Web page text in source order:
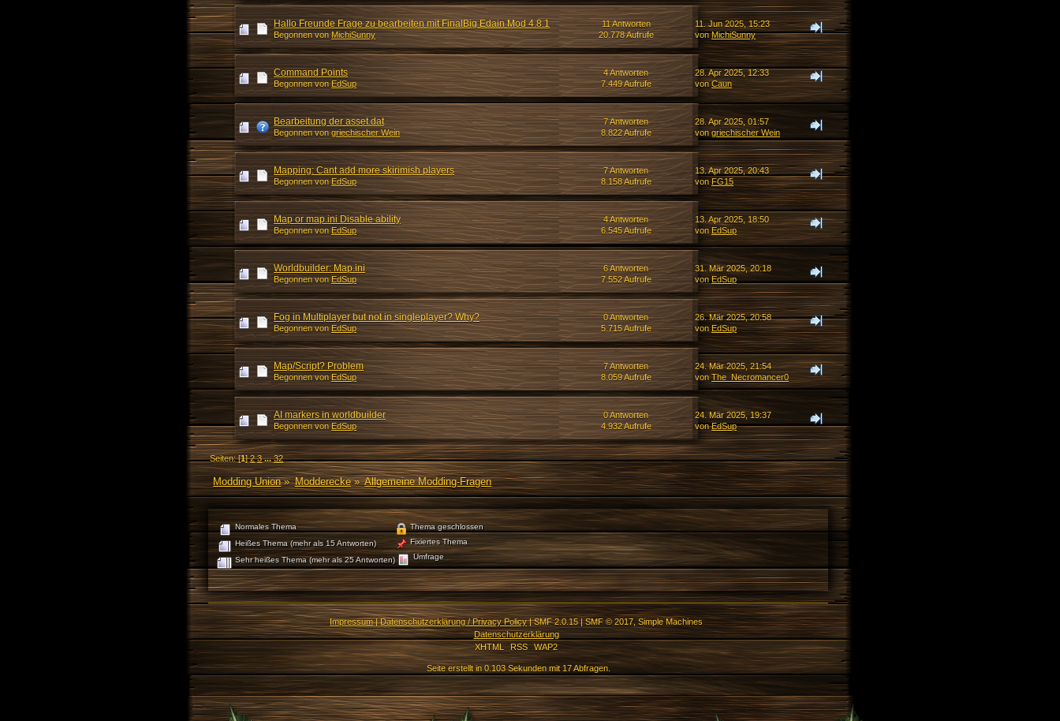
Hallo Freunde Frage zu bearbeiten mit FinalBig Edain Mod 4.8.1
Begonnen von MichiSunny
11 Antworten
20.778 Aufrufe
11. Jun 2025, 15:23
vonMichiSunny
Command Points
Begonnen von EdSup
4 Antworten
7.449 Aufrufe
28. Apr 2025, 12:33
vonCaun
Bearbeitung der asset.dat
Begonnen von griechischer Wein
7 Antworten
8.822 Aufrufe
28. Apr 2025, 01:57
vongriechischer Wein
Mapping: Cant add more skirimish players
Begonnen von EdSup
7 Antworten
8.158 Aufrufe
13. Apr 2025, 20:43
vonFG15
Map or map.ini Disable ability
Begonnen von EdSup
4 Antworten
6.545 Aufrufe
13. Apr 2025, 18:50
von EdSup
Worldbuilder: Map.ini
Begonnen von EdSup
6 Antworten
7.552 Aufrufe
31. Mär 2025, 20:18
vonEdSup
Fog in Multiplayer but not in singleplayer? Why?
Begonnen von EdSup
0 Antworten
5.715 Aufrufe
26. Mär 2025, 20:58
vonEdSup
Map/Script? Problem
Begonnen von EdSup
7 Antworten
8.059 Aufrufe
24. Mär 2025, 21:54
vonThe_Necromancer0
AI markers in worldbuilder
Begonnen von EdSup
0 Antworten
4.932 Aufrufe
24. Mär 2025, 19:37
vonEdSup
Seiten: [1]2 3 ...32
Modding Union» Modderecke» Allgemeine Modding-Fragen
Normales Thema
Heißes Thema (mehr als 15 Antworten)
Sehr heißes Thema (mehr als 25 Antworten)
Thema geschlossen
Fixiertes Thema
Umfrage
Impressum|Datenschutzerklärung / Privacy Policy|SMF 2.0.15|SMF © 2017,Simple Machines
Datenschutzerklärung
XHTML
RSS WAP2
Seite erstellt in 0.103 Sekunden mit 17 Abfragen.